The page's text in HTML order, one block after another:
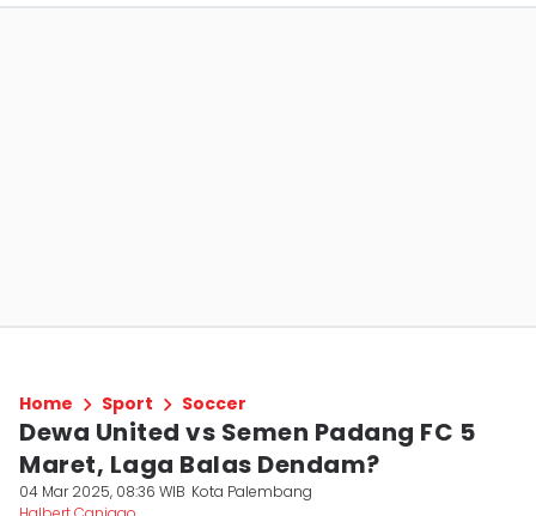
Home Sport Soccer
Dewa United vs Semen Padang FC 5
Maret, Laga Balas Dendam?
04 Mar 2025, 08:36 WIB Kota Palembang